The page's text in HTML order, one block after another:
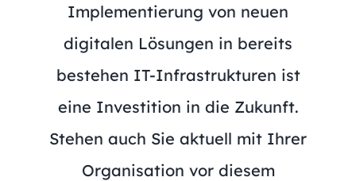
Implementierung von neuen
digitalen Lösungen in bereits
bestehen IT-Infrastrukturen ist
eine Investition in die Zukunft.
Stehen auch Sie aktuell mit Ihrer
Organisation vor diesem